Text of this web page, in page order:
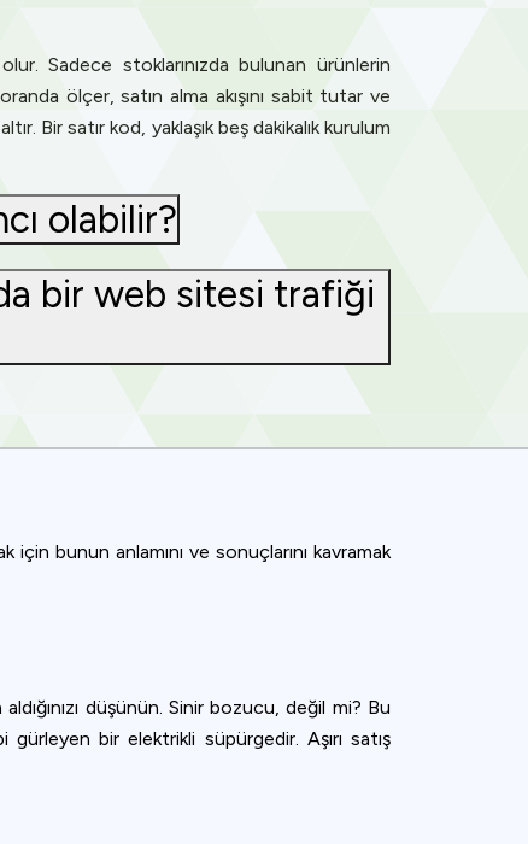
Sadece stoklarınızda bulunan ürünlerin
ölçer, satın alma akışını sabit tutar ve
Bir satır kod, yaklaşık beş dakikalık kurulum
olabilir?
bir web sitesi trafiği
için bunun anlamını ve sonuçlarını kavramak
düşünün. Sinir bozucu, değil mi? Bu
gürleyen bir elektrikli süpürgedir. Aşırı satış